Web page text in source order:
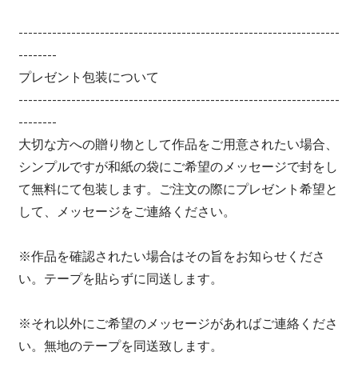
-------------------------------------------------------------------
--------
プレゼント包装について
-------------------------------------------------------------------
--------
大切な方への贈り物として作品をご用意されたい場合、
シンプルですが和紙の袋にご希望のメッセージで封をし
て無料にて包装します。ご注文の際にプレゼント希望と
して、メッセージをご連絡ください。
※作品を確認されたい場合はその旨をお知らせくださ
い。テープを貼らずに同送します。
※それ以外にご希望のメッセージがあればご連絡くださ
い。無地のテープを同送致します。